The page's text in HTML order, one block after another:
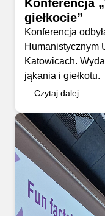
Konferencja
giełkocie”
Konferencja
Humanistycznym
Katowicach.
jąkania i giełkotu.
Czytaj dalej